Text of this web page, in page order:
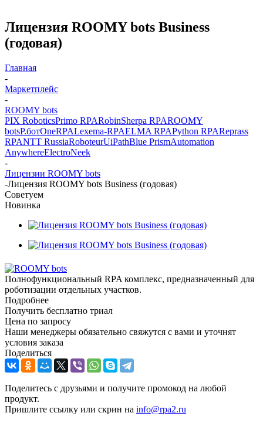
Лицензия ROOMY bots Business
(годовая)
Главная
-
Маркетплейс
-
ROOMY bots
PIX RoboticsPrimo RPARobinSherpa RPAROOMY
botsР.ботOneRPALexema-RPAELMA RPAPython RPAReprass
RPANTT RussiaRoboteurUiPathBlue PrismAutomation
AnywhereElectroNeek
-
Лицензии ROOMY bots
-Лицензия ROOMY bots Business (годовая)
Советуем
Новинка
Полнофункциональный RPA комплекс, предназначенный для
роботизации отдельных участков.
Подробнее
Получить бесплатно триал
Цена по запросу
Наши менеджеры обязательно свяжутся с вами и уточнят
условия заказа
Поделиться
Поделитесь с друзьями и получите промокод на любой
продукт.
Пришлите ссылку или скрин на info@rpa2.ru